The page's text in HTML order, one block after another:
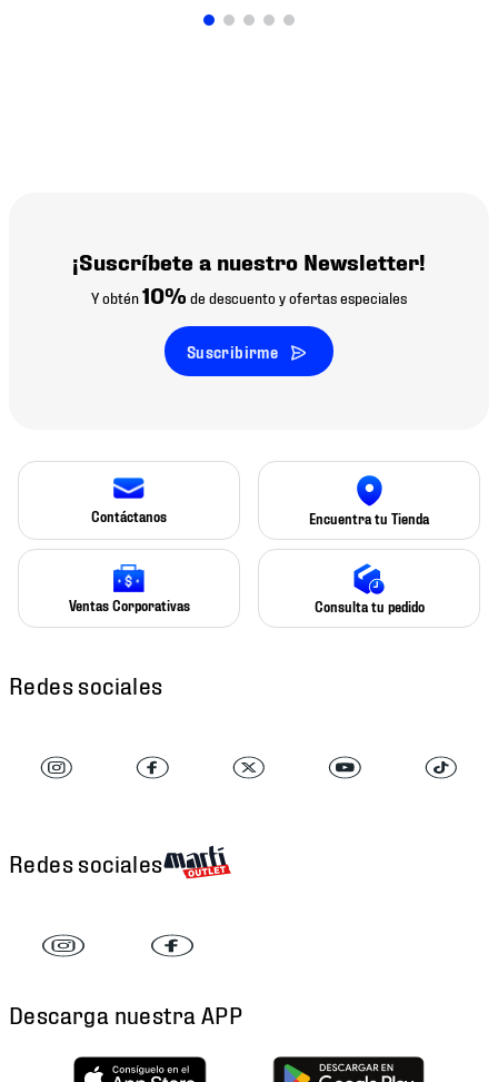
¡Suscríbete a nuestro Newsletter!
Y obtén10% de descuento y ofertas especiales
Suscribirme
Contáctanos Encuentra tu Tienda
Ventas Corporativas Consulta tu pedido
Redes sociales
Redes sociales
Descarga nuestra APP